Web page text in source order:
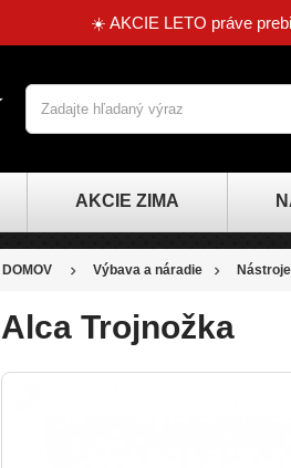
☀️ AKCIE LETO práve
AKCIE ZIMA
DOMOV Výbava a náradie
Alca Trojnožka